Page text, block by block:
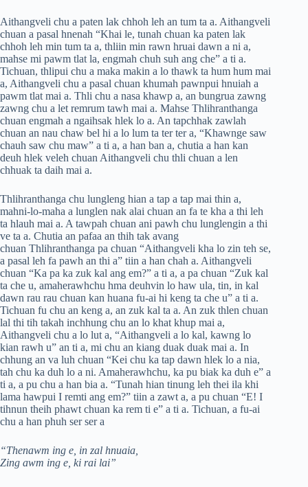
Aithangveli chu a paten lak chhoh leh an tum ta a. Aithangveli
chuan a pasal hnenah “Khai le, tunah chuan ka paten lak
chhoh leh min tum ta a, thliin min rawn hruai dawn a ni a,
mahse mi pawm tlat la, engmah chuh suh ang che” a ti a.
Tichuan, thlipui chu a maka makin a lo thawk ta hum hum mai
a, Aithangveli chu a pasal chuan khumah pawnpui hnuiah a
pawm tlat mai a. Thli chu a nasa khawp a, an bungrua zawng
zawng chu a let remrum tawh mai a. Mahse Thlihranthanga
chuan engmah a ngaihsak hlek lo a. An tapchhak zawlah
chuan an nau chaw bel hi a lo lum ta ter ter a, “Khawnge saw
chauh saw chu maw” a ti a, a han ban a, chutia a han kan
deuh hlek veleh chuan Aithangveli chu thli chuan a len
chhuak ta daih mai a.
Thlihranthanga chu lungleng hian a tap a tap mai thin a,
mahni-lo-maha a lunglen nak alai chuan an fa te kha a thi leh
ta hlauh mai a. A tawpah chuan ani pawh chu lunglengin a thi
ve ta a. Chutia an pafaa an thih tak avang
chuan Thlihranthanga pa chuan “Aithangveli kha lo zin teh se,
a pasal leh fa pawh an thi a” tiin a han chah a. Aithangveli
chuan “Ka pa ka zuk kal ang em?” a ti a, a pa chuan “Zuk kal
ta che u, amaherawhchu hma deuhvin lo haw ula, tin, in kal
dawn rau rau chuan kan huana fu-ai hi keng ta che u” a ti a.
Tichuan fu chu an keng a, an zuk kal ta a. An zuk thlen chuan
lal thi tih takah inchhung chu an lo khat khup mai a,
Aithangveli chu a lo lut a, “Aithangveli a lo kal, kawng lo
kian rawh u” an ti a, mi chu an kiang duak duak mai a. In
chhung an va luh chuan “Kei chu ka tap dawn hlek lo a nia,
tah chu ka duh lo a ni. Amaherawhchu, ka pu biak ka duh e” a
ti a, a pu chu a han bia a. “Tunah hian tinung leh thei ila khi
lama hawpui I remti ang em?” tiin a zawt a, a pu chuan “E! I
tihnun theih phawt chuan ka rem ti e” a ti a. Tichuan, a fu-ai
chu a han phuh ser ser a
“Thenawm ing e, in zal hnuaia,
Zing awm ing e, ki rai lai”